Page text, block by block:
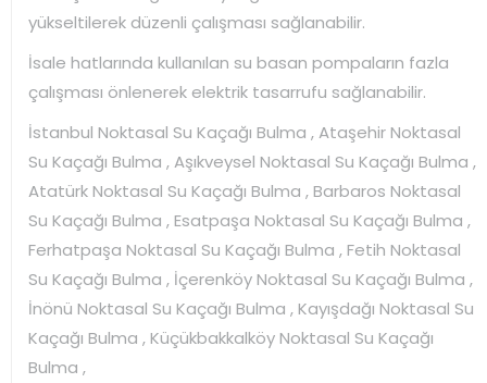
yükseltilerek düzenli çalışması sağlanabilir.
İsale hatlarında kullanılan su basan pompaların fazla
çalışması önlenerek elektrik tasarrufu sağlanabilir.
İstanbul Noktasal Su Kaçağı Bulma , Ataşehir Noktasal
Su Kaçağı Bulma , Aşıkveysel Noktasal Su Kaçağı Bulma ,
Atatürk Noktasal Su Kaçağı Bulma , Barbaros Noktasal
Su Kaçağı Bulma , Esatpaşa Noktasal Su Kaçağı Bulma ,
Ferhatpaşa Noktasal Su Kaçağı Bulma , Fetih Noktasal
Su Kaçağı Bulma , İçerenköy Noktasal Su Kaçağı Bulma ,
İnönü Noktasal Su Kaçağı Bulma , Kayışdağı Noktasal Su
Kaçağı Bulma , Küçükbakkalköy Noktasal Su Kaçağı
Bulma ,